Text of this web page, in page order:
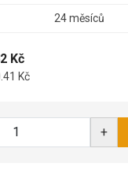
24 měsíců
Kč
Kč
+